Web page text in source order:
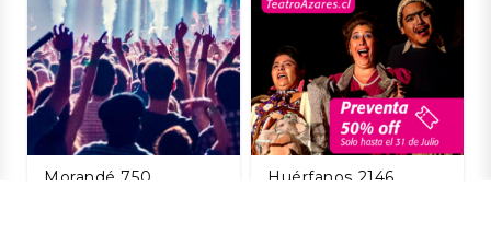
Morandé 750,
Huérfanos 2146,